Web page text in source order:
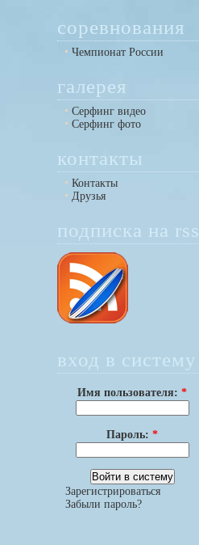
соревнования
Чемпионат России
галерея
Серфинг видео
Серфинг фото
контакты
Контакты
Друзья
подписка на rss
вход в систему
Имя пользователя:*
Пароль:*
Зарегистрироваться
Забыли пароль?